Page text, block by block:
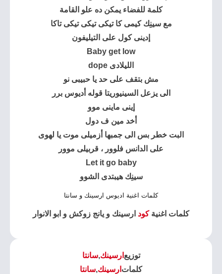
كلمة للفضاء يمكن ده علو القامة
مع سينِك كيمى كا تيكى تيكى تيكى تاكا
إدينى كول على التيليفون
Baby get low
الليلادى dope
مش بتقف على حد يا حبيبى نو
الى يزعل السينيوريتا قوله أديوس برر
إينى ماينى موو
أخد مين ف دول
البت خطر بس الى جمبها أزميلى موت يا لهوى
على الدانس فلوور ، قربيلى موور
Let it go baby
سينِك هيبتدى الشوو
كلمات اغنية اديوس ارسينك و سانتا
كلمات اغنيةكود ارسينك و يانج زوكش و ابو الانوار
توزيع ارسينك,سانتا
كلمات ارسينك,سانتا